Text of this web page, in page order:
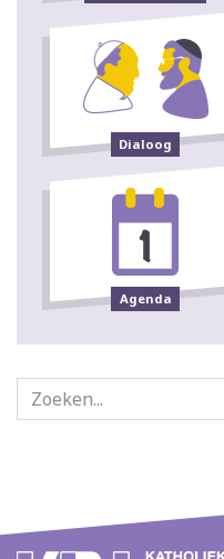
Dialoog
Agenda